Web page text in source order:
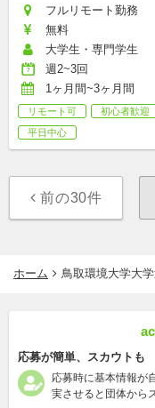
フルリモート勤務
無料
大学生・専門学生
週2~3回
1ヶ月間~3ヶ月間
リモート可 初心者歓迎
平日中心
前の30件
ホーム 鳥取環境大学大
応募が簡単、スカウトも
応募時に基本情報が
実させると団体から